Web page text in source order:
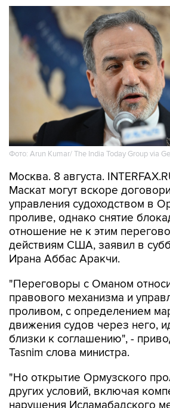
Фото: Arun Kumar/ The India Today Group via
Москва. 8 августа.
Маскат могут вскоре
управления судоходством в
проливе, однако снятие
отношение не к этим
действиям США, заявил в
Ирана Аббас Аракчи.
"Переговоры с Оманом
правового механизма и
проливом, с определением
движения судов через него,
близки к соглашению", -
Tasnim слова министра.
"Но открытие Ормузского
других условий, включая